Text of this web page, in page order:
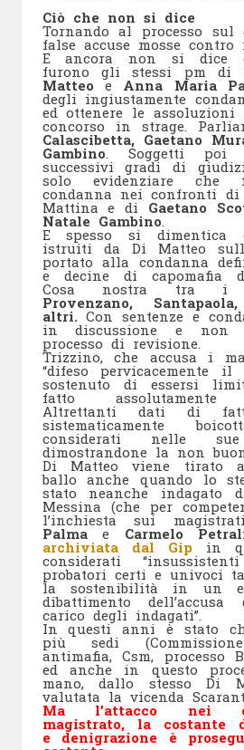
Ciò che non si dice
Tornando al processo sul
false accuse mosse
E ancora non si dice
furono gli stessi pm di
Matteo e Anna Maria
degli ingiustamente
ed ottenere le
concorso in strage.
Calascibetta, Gaetano
Gambino. Soggetti poi
successivi gradi di
solo evidenziare
condanna nei confronti di
Mattina e di Gaetano
Natale Gambino.
E spesso si dimentica
istruiti da Di Matteo
portato alla condanna
e decine di capomafia
Cosa nostra tra
Provenzano,
altri.Con sentenze e
in discussione e non
processo di revisione.
Trizzino, che accusa i
“difeso pervicacemente il
sostenuto di essersi
fatto assolutamente
Altrettanti dati di
sistematicamente
considerati nelle sue
dimostrandone la non
Di Matteo viene tirato
ballo anche quando lo
stato neanche indagato
Messina (che per
l’inchiesta sui magistrati
Palmae Carmelo
archiviata dal Gipin
considerati
probatori certi e univoci
la sostenibilità in un
dibattimento
carico degli indagati”.
In questi anni è stato
più sedi
antimafia, Csm, processo
ed anche in questo
mano, dallo stesso Di
valutata la vicenda
Ma l’attacco nei
magistrato, la costante
e denigrazione è